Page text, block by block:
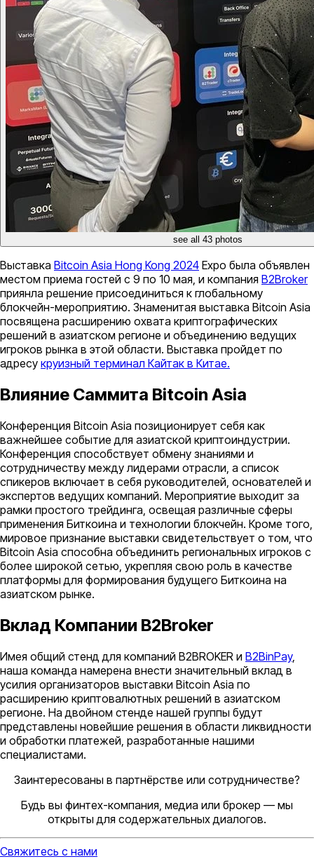
see all 43 photos
Выставка Bitcoin Asia Hong Kong 2024 Expo была объявлен
местом приема гостей с 9 по 10 мая, и компания B2Broker
приянла решение присоединиться к глобальному
блокчейн-мероприятию. Знаменитая выставка Bitcoin Asia
посвящена расширению охвата криптографических
решений в азиатском регионе и объединению ведущих
игроков рынка в этой области. Выставка пройдет по
адресу круизный терминал Кайтак в Китае.
Влияние Саммита Bitcoin Asia
Конференция Bitcoin Asia позиционирует себя как
важнейшее событие для азиатской криптоиндустрии.
Конференция способствует обмену знаниями и
сотрудничеству между лидерами отрасли, а список
спикеров включает в себя руководителей, основателей и
экспертов ведущих компаний. Мероприятие выходит за
рамки простого трейдинга, освещая различные сферы
применения Биткоина и технологии блокчейн. Кроме того,
мировое признание выставки свидетельствует о том, что
Bitcoin Asia способна объединить региональных игроков с
более широкой сетью, укрепляя свою роль в качестве
платформы для формирования будущего Биткоина на
азиатском рынке.
Вклад Компании B2Broker
Имея общий стенд для компаний B2BROKER и B2BinPay,
наша команда намерена внести значительный вклад в
усилия организаторов выставки Bitcoin Asia по
расширению криптовалютных решений в азиатском
регионе. На двойном стенде нашей группы будут
представлены новейшие решения в области ликвидности
и обработки платежей, разработанные нашими
специалистами.
Заинтересованы в партнёрстве или сотрудничестве?
Будь вы финтех-компания, медиа или брокер — мы
открыты для содержательных диалогов.
Свяжитесь с нами